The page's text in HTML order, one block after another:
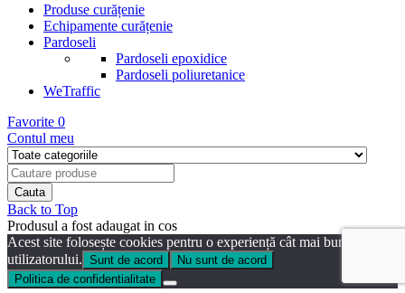
Produse curățenie
Echipamente curățenie
Pardoseli
Pardoseli epoxidice
Pardoseli poliuretanice
WeTraffic
Favorite 0
Contul meu
Back to Top
Produsul a fost adaugat in cos
Acest site folosește cookies pentru o experiență cât mai bună a
utilizatorului. Sunt de acord
Nu sunt de acord
Politica de confidentialitate